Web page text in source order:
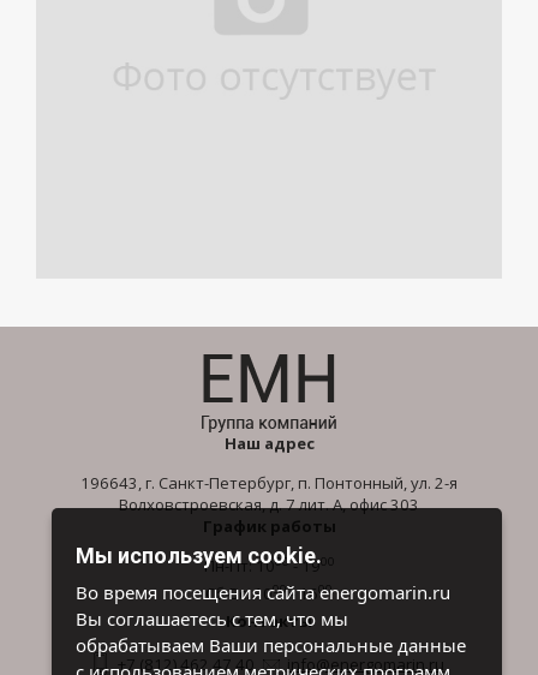
Наш адрес
196643, г. Санкт-Петербург, п. Понтонный, ул. 2-я
Волховстроевская, д. 7 лит. А, офис 303
График работы
Пн-Пт: 1000- 1900
Сб-Вс: 1000- 1600
Контакты
+7 (812) 462 47 40 info@energomarin.ru
Мы используем cookie.
Во время посещения сайта energomarin.ru
Вы соглашаетесь с тем, что мы
обрабатываем Ваши персональные данные